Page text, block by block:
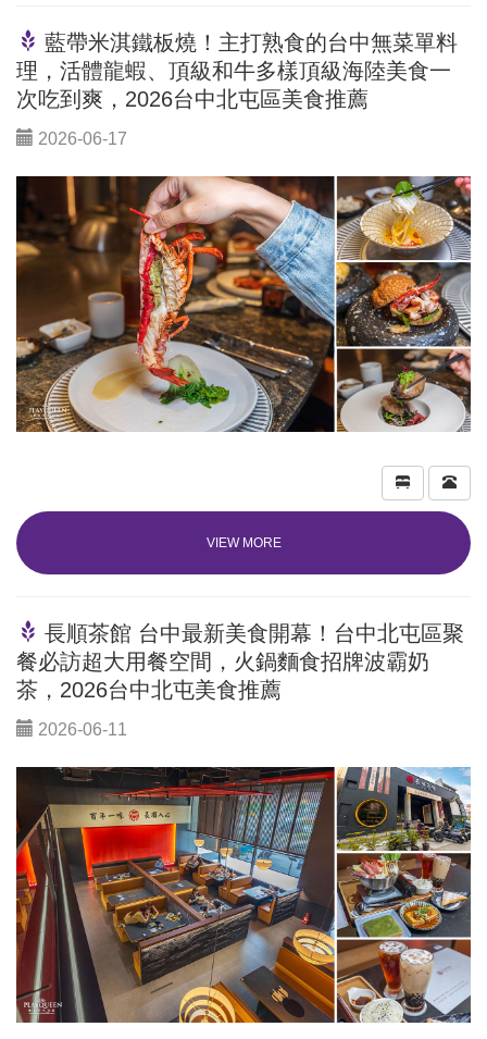
藍帶米淇鐵板燒！主打熟食的台中無菜單料
理，活體龍蝦、頂級和牛多樣頂級海陸美食一
次吃到爽，2026台中北屯區美食推薦
2026-06-17
VIEW MORE
長順茶館 台中最新美食開幕！台中北屯區聚
餐必訪超大用餐空間，火鍋麵食招牌波霸奶
茶，2026台中北屯美食推薦
2026-06-11